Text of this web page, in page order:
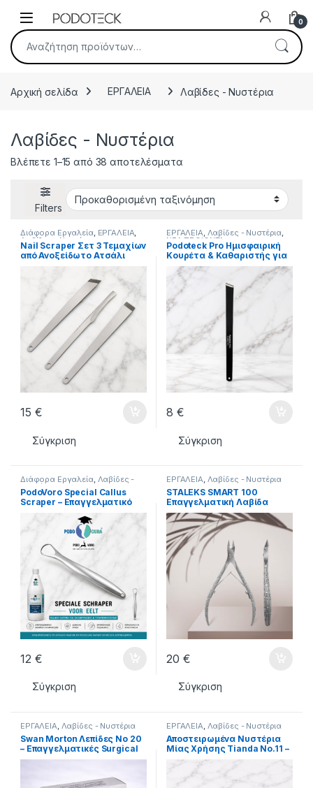
Open 0
Αναζήτηση για:
Αρχική σελίδα ΕΡΓΑΛΕΙΑ Λαβίδες - Νυστέρια
Λαβίδες - Νυστέρια
Βλέπετε 1–15 από 38 αποτελέσματα
Filters
Διάφορα Εργαλεία, ΕΡΓΑΛΕΙΑ,
Λαβίδες - Νυστέρια
Nail Scraper Σετ 3 Τεμαχίων
από Ανοξείδωτο Ατσάλι
15 €
Σύγκριση
ΕΡΓΑΛΕΙΑ, Λαβίδες - Νυστέρια,
ΝΕΑ ΠΡΟΙΟΝΤΑ
Podoteck Pro Ημισφαιρική
Κουρέτα & Καθαριστής για
Ονυχοκρύπτωση
8 €
Σύγκριση
Διάφορα Εργαλεία, Λαβίδες -
Νυστέρια
PodoVoro Special Callus
Scraper – Επαγγελματικό
Εργαλείο Αφαίρεσης Κάλων
12 €
Σύγκριση
ΕΡΓΑΛΕΙΑ, Λαβίδες - Νυστέρια
STALEKS SMART 100
Επαγγελματική Λαβίδα
Επωνυχίων 9mm NS-100-9L
20 €
Σύγκριση
ΕΡΓΑΛΕΙΑ, Λαβίδες - Νυστέρια
Swan Morton Λεπίδες Νο 20
– Επαγγελματικές Surgical
Blades
ΕΡΓΑΛΕΙΑ, Λαβίδες - Νυστέρια
Αποστειρωμένα Νυστέρια
Μίας Χρήσης Tianda No.11 –
10 Τεμάχια